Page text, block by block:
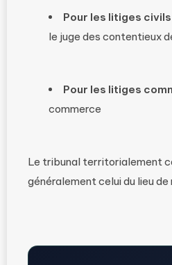
Pour les litiges civils
le juge des contentieux
Pour les litiges
commerce
Le tribunal territorialement
généralement celui du lieu